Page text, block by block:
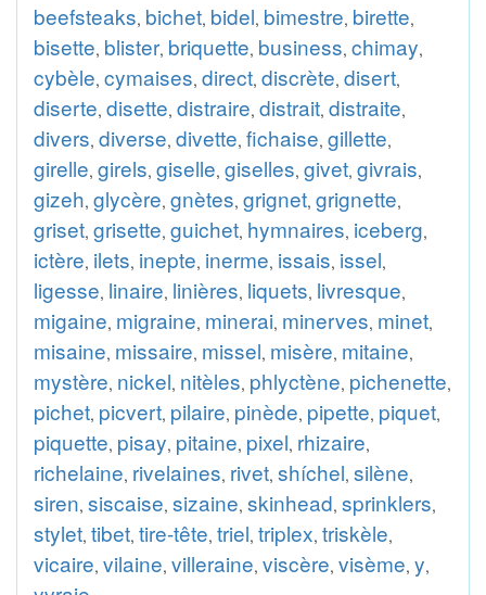
beefsteaks, bichet, bidel, bimestre, birette,
bisette, blister, briquette, business, chimay,
cybèle, cymaises, direct, discrète, disert,
diserte, disette, distraire, distrait, distraite,
divers, diverse, divette, fichaise, gillette,
girelle, girels, giselle, giselles, givet, givrais,
gizeh, glycère, gnètes, grignet, grignette,
griset, grisette, guichet, hymnaires, iceberg,
ictère, ilets, inepte, inerme, issais, issel,
ligesse, linaire, linières, liquets, livresque,
migaine, migraine, minerai, minerves, minet,
misaine, missaire, missel, misère, mitaine,
mystère, nickel, nitèles, phlyctène, pichenette,
pichet, picvert, pilaire, pinède, pipette, piquet,
piquette, pisay, pitaine, pixel, rhizaire,
richelaine, rivelaines, rivet, shíchel, silène,
siren, siscaise, sizaine, skinhead, sprinklers,
stylet, tibet, tire-tête, triel, triplex, triskèle,
vicaire, vilaine, villeraine, viscère, visème, y,